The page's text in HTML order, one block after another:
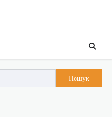
Пошук